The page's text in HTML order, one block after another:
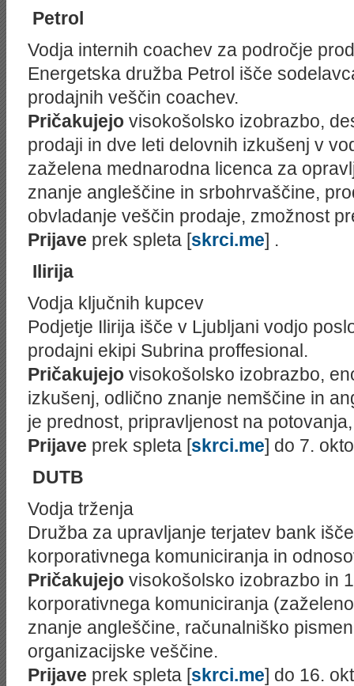
Petrol
Vodja internih coachev za področje
Energetska družba Petrol išče
prodajnih veščin coachev.
Pričakujejo visokošolsko izobrazbo,
prodaji in dve leti delovnih izkušenj v
zaželena mednarodna licenca za
znanje angleščine in srbohrvaščine,
obvladanje veščin prodaje, zmožnost
Prijave prek spleta [skrci.me] .
Ilirija
Vodja ključnih kupcev
Podjetje Ilirija išče v Ljubljani vodjo
prodajni ekipi Subrina proffesional.
Pričakujejo visokošolsko izobrazbo,
izkušenj, odlično znanje nemščine in
je prednost, pripravljenost na
Prijave prek spleta [skrci.me] do 7.
DUTB
Vodja trženja
Družba za upravljanje terjatev bank
korporativnega komuniciranja in
Pričakujejo visokošolsko izobrazbo in
korporativnega komuniciranja
znanje angleščine, računalniško
organizacijske veščine.
Prijave prek spleta [skrci.me] do 16.